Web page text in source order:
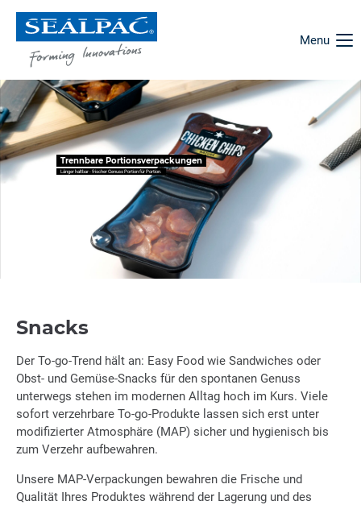
Menu
Trennbare Portionsverpackungen
Länger haltbar - frischer Genuss Portion für Portion.
Snacks
Der To-go-Trend hält an: Easy Food wie Sandwiches oder
Obst- und Gemüse-Snacks für den spontanen Genuss
unterwegs stehen im modernen Alltag hoch im Kurs. Viele
sofort verzehrbare To-go-Produkte lassen sich erst unter
modifizierter Atmosphäre (MAP) sicher und hygienisch bis
zum Verzehr aufbewahren.
Unsere MAP-Verpackungen bewahren die Frische und
Qualität Ihres Produktes während der Lagerung und des